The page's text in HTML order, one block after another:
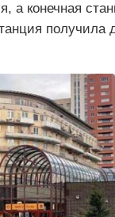
а конечная
получила